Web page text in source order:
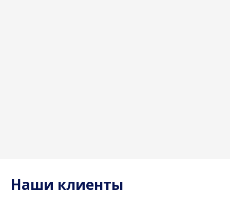
Наши клиенты